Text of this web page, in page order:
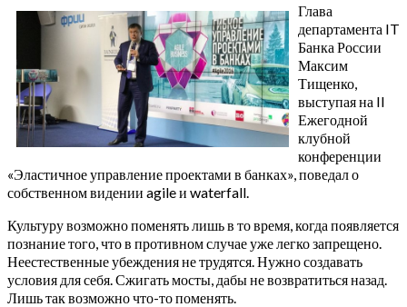
Глава
департамента IT
Банка России
Максим
Тищенко,
выступая на II
Ежегодной
клубной
конференции
«Эластичное управление проектами в банках», поведал о
собственном видении agile и waterfall.
Культуру возможно поменять лишь в то время, когда появляется
познание того, что в противном случае уже легко запрещено.
Неестественные убеждения не трудятся. Нужно создавать
условия для себя. Сжигать мосты, дабы не возвратиться назад.
Лишь так возможно что-то поменять.